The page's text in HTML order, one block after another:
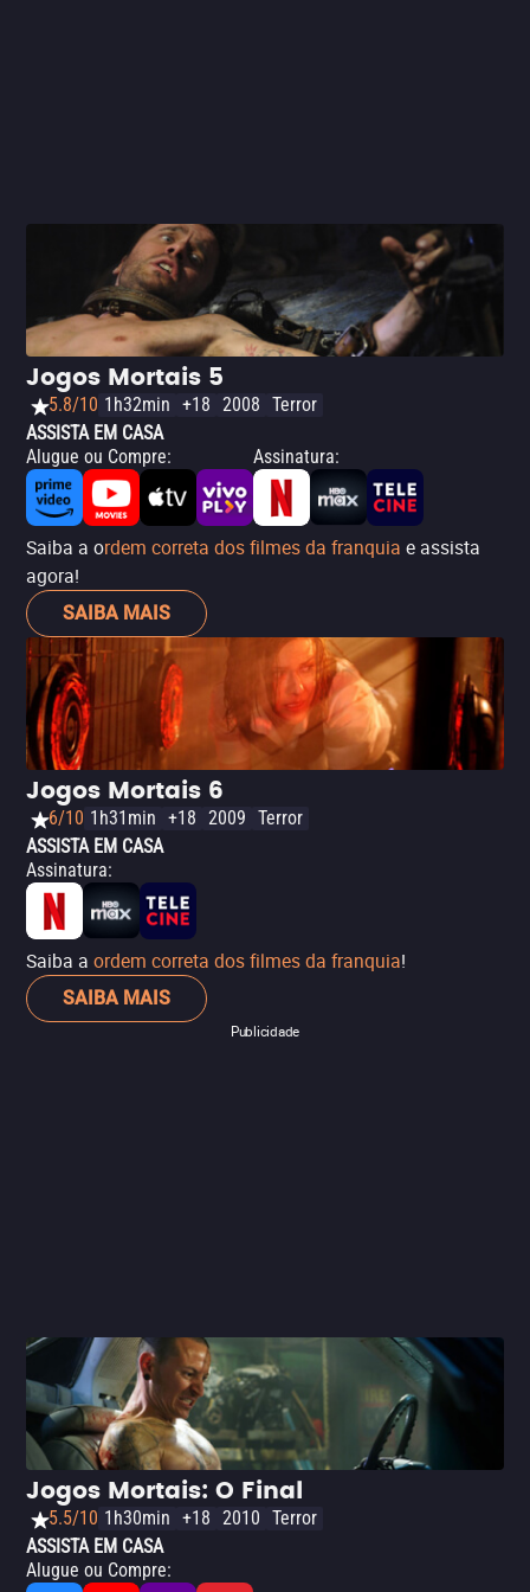
Jogos Mortais 5
5.8/10 1h32min +18 2008 Terror
ASSISTA EM CASA
Alugue ou Compre: Assinatura:
Saiba a ordem correta dos filmes da franquia e assista
agora!
SAIBA MAIS
Jogos Mortais 6
6/10 1h31min +18 2009 Terror
ASSISTA EM CASA
Assinatura:
Saiba a ordem correta dos filmes da franquia!
SAIBA MAIS
Publicidade
Jogos Mortais: O Final
5.5/10 1h30min +18 2010 Terror
ASSISTA EM CASA
Alugue ou Compre: